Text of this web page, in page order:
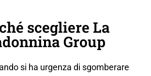
scegliere La
Group
si ha urgenza di sgomberare